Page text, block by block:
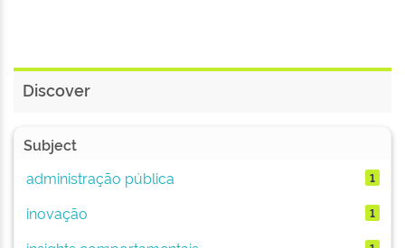
Discover
Subject
administração pública
1
inovação 1